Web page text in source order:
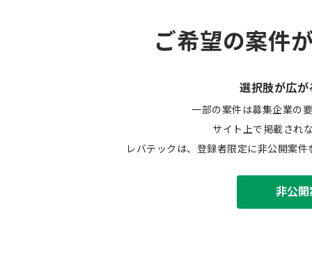
ご希望の案件
選択肢が広が
一部の案件は募集企業の
サイト上で掲載され
レバテックは、登録者限定に非公開案
非公